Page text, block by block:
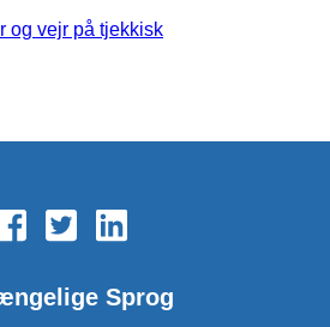
og vejr på tjekkisk
Sprog